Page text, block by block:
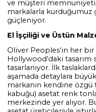
ve müşteri
markalarla kurduğumuz
güçleniyor.
El İşçiliği ve Üstün
Oliver Peoples’ın her
Hollywood’daki
tasarlanıyor. İlk
aşamada detaylara
markanın kendine
kabuğu) asetat renk
merkezinde yer alıyor.